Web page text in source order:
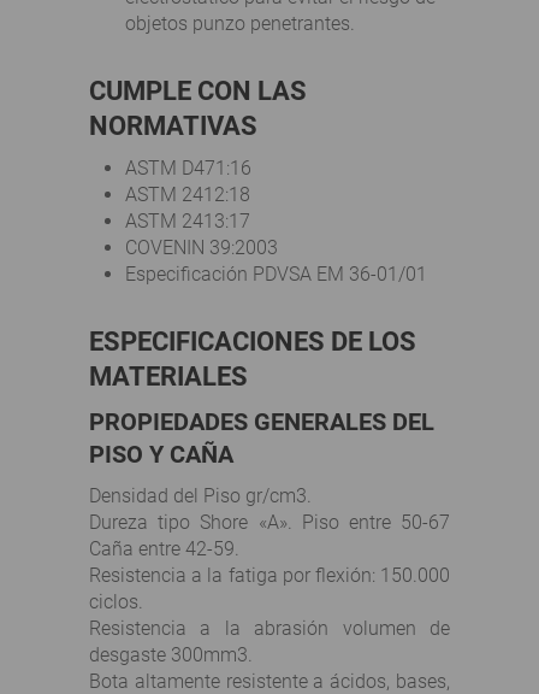
objetos punzo penetrantes.
CUMPLE CON LAS
NORMATIVAS
ASTM D471:16
ASTM 2412:18
ASTM 2413:17
COVENIN 39:2003
Especificación PDVSA EM 36-01/01
ESPECIFICACIONES DE LOS
MATERIALES
PROPIEDADES GENERALES DEL
PISO Y CAÑA
Densidad del Piso gr/cm3.
Dureza tipo Shore «A». Piso entre 50-67
Caña entre 42-59.
Resistencia a la fatiga por flexión: 150.000
ciclos.
Resistencia a la abrasión volumen de
desgaste 300mm3.
Bota altamente resistente a ácidos, bases,